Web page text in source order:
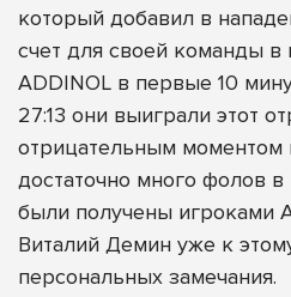
который добавил в
счет для своей команды в
ADDINOL в первые 10
27:13 они выиграли этот
отрицательным моментом
достаточно много фолов
были получены игроками
Виталий Демин уже к
персональных замечания.